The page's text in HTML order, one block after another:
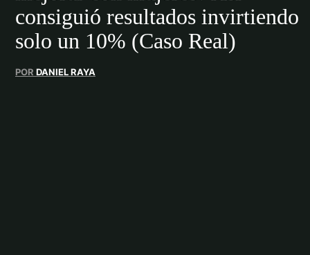
consiguió resultados invirtiendo
solo un 10% (Caso Real)
POR DANIEL RAYA